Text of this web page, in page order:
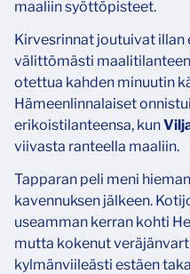
maaliin syöttöpisteet.
Kirvesrinnat joutuivat
välittömästi
otettua kahden minuutin
Hämeenlinnalaiset
erikoistilanteensa, kun
viivasta ranteella maaliin.
Tapparan peli meni
kavennuksen jälkeen.
useamman kerran kohti
mutta kokenut
kylmänviileästi estäen